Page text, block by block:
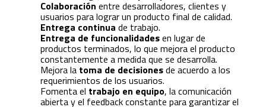
Colaboración entre desarrolladores, clientes y
usuarios para lograr un producto final de calidad.
Entrega continua de trabajo.
Entrega de funcionalidadesen lugar de
productos terminados, lo que mejora el producto
constantemente a medida que se desarrolla.
Mejora la toma de decisionesde acuerdo a los
requerimientos de los usuarios.
Fomenta el trabajo en equipo, la comunicación
abierta y el feedback constante para garantizar el